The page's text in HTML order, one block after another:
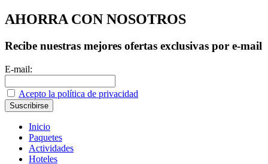
AHORRA CON NOSOTROS
Recibe nuestras mejores ofertas exclusivas por e-mail
E-mail:
Acepto la política de privacidad
Inicio
Paquetes
Actividades
Hoteles